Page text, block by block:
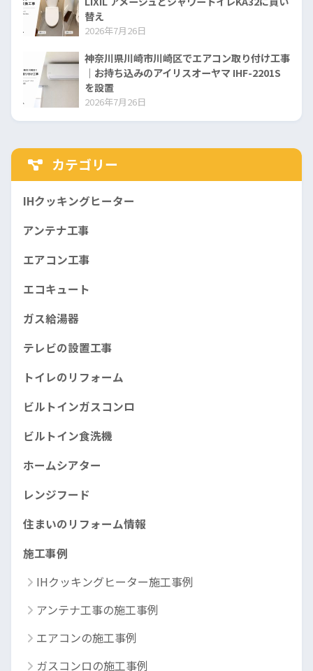
替え
2026年7月26日
神奈川県川崎市川崎区でエアコン取り付け工事
｜お持ち込みのアイリスオーヤマ IHF-2201S
を設置
2026年7月26日
カテゴリー
IHクッキングヒーター
アンテナ工事
エアコン工事
エコキュート
ガス給湯器
テレビの設置工事
トイレのリフォーム
ビルトインガスコンロ
ビルトイン食洗機
ホームシアター
レンジフード
住まいのリフォーム情報
施工事例
IHクッキングヒーター施工事例
アンテナ工事の施工事例
エアコンの施工事例
ガスコンロの施工事例